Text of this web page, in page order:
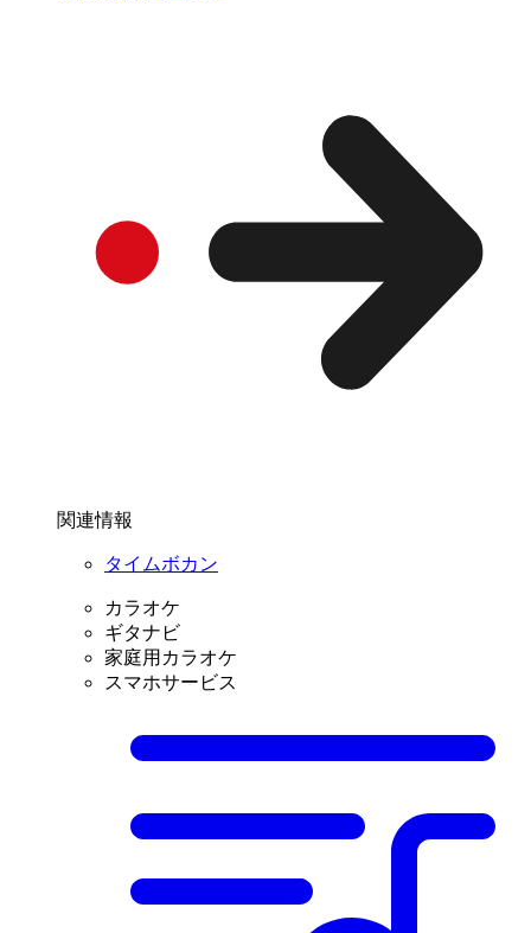
関連情報
タイムボカン
カラオケ
ギタナビ
家庭用カラオケ
スマホサービス